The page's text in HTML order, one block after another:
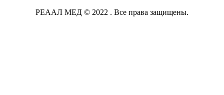
РЕААЛ МЕД © 2022 . Все права защищены.